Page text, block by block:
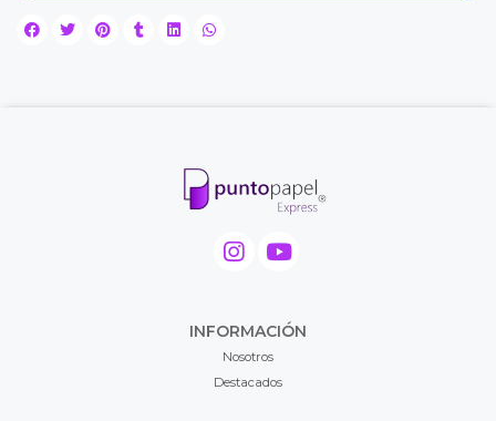
INFORMACIÓN
Nosotros
Destacados